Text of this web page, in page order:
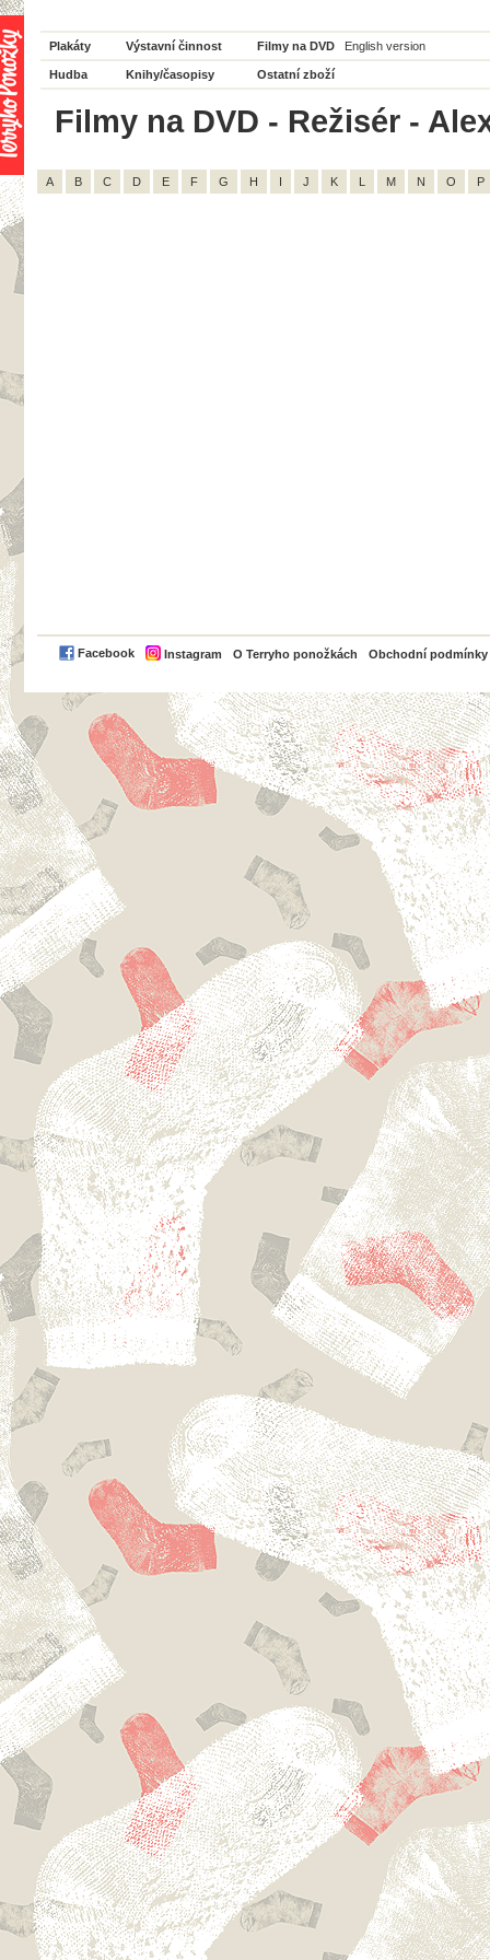
Plakáty Výstavní činnost Filmy na DVD English version
Hudba Knihy/časopisy Ostatní zboží
Filmy na DVD - Režisér -
A B C D E F G H I J K L M N O P
Facebook Instagram O Terryho ponožkách Obchodní podmínky
PayPal